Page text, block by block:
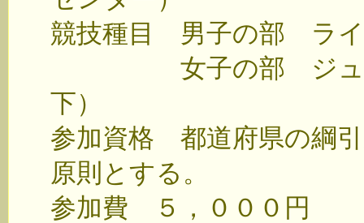
競技種目 男子の部 ライ
女子の部 ジュニア
下）
参加資格 都道府県の綱
原則とする。
参加費 ５，０００円